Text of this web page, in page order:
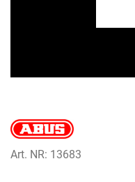
Art. NR: 13683